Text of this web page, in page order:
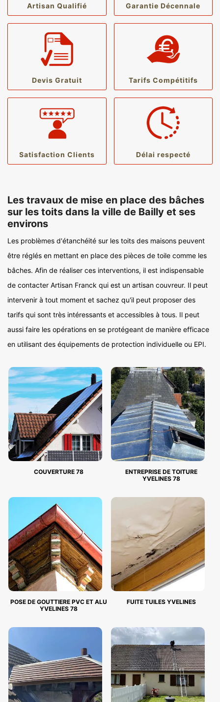
Artisan Qualifié Garantie Décennale
Devis Gratuit Tarifs Compétitifs
Satisfaction Clients Délai respecté
Les travaux de mise en place des bâches
sur les toits dans la ville de Bailly et ses
environs
Les problèmes d'étanchéité sur les toits des maisons peuvent
être réglés en mettant en place des pièces de toile comme les
bâches. Afin de réaliser ces interventions, il est indispensable
de contacter Artisan Franck qui est un artisan couvreur. Il peut
intervenir à tout moment et sachez qu'il peut proposer des
tarifs qui sont très intéressants et accessibles à tous. Il peut
aussi faire les opérations en se protégeant de manière efficace
en utilisant des équipements de protection individuelle ou EPI.
COUVERTURE 78
ENTREPRISE DE TOITURE
YVELINES 78
POSE DE GOUTTIERE PVC ET ALU
YVELINES 78
FUITE TUILES YVELINES